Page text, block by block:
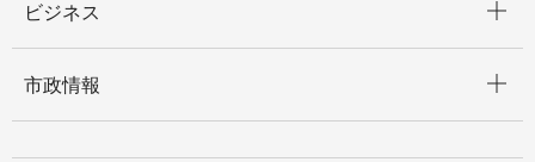
ビジネス
市政情報